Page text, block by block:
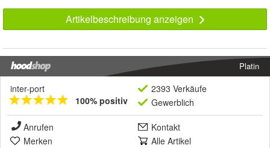
Artikelbeschreibung anzeigen
Platin
inter-port
100% positiv
2393 Verkäufe
Gewerblich
Anrufen
Kontakt
Merken
Alle Artikel